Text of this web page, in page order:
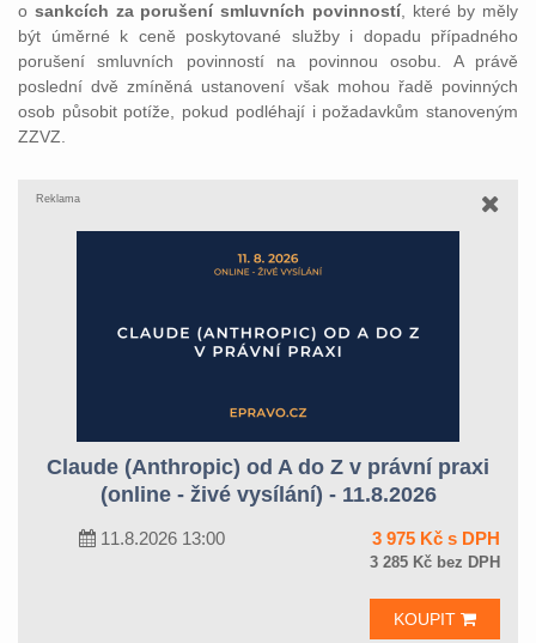
o sankcích za porušení smluvních povinností, které by měly
být úměrné k ceně poskytované služby i dopadu případného
porušení smluvních povinností na povinnou osobu. A právě
poslední dvě zmíněná ustanovení však mohou řadě povinných
osob působit potíže, pokud podléhají i požadavkům stanoveným
ZZVZ.
Reklama
Claude (Anthropic) od A do Z v právní praxi
(online - živé vysílání) - 11.8.2026
11.8.2026 13:00 3 975 Kč s DPH
3 285 Kč bez DPH
KOUPIT